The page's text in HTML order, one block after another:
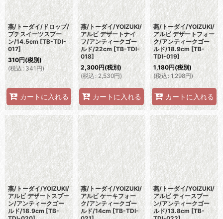
燕/トーダイ/ドロップ/
プチスイーツスプー
ン/14.5cm [TB-TDI-
017]
310円(税別)
(税込 : 341円)
カートに入れる
燕/トーダイ/YOIZUKI/
アルビ デザートナイ
フ/アンティークゴー
ルド/22cm [TB-TDI-
018]
2,300円(税別)
(税込: 2,530円)
カートに入れる
燕/トーダイ/YOIZUKI/
アルビ デザートフォー
ク/アンティークゴー
ルド/18.9cm [TB-
TDI-019]
1,180円(税別)
(税込: 1,298円)
カートに入れる
燕/トーダイ/YOIZUKI/
アルビ デザートスプー
ン/アンティークゴー
ルド/18.9cm [TB-
燕/トーダイ/YOIZUKI/
アルビ ケーキフォー
ク/アンティークゴー
ルド/14cm [TB-TDI-
燕/トーダイ/YOIZUKI/
アルビ ティースプー
ン/アンティークゴー
ルド/13.8cm [TB-